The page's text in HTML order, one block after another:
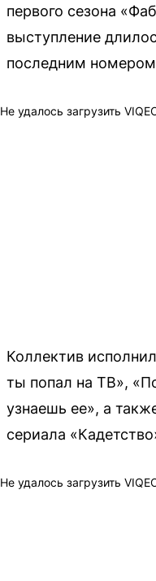
первого сезона
выступление
последним
Не удалось загрузить
Коллектив
ты попал на ТВ»,
узнаешь ее», а
сериала
Не удалось загрузить